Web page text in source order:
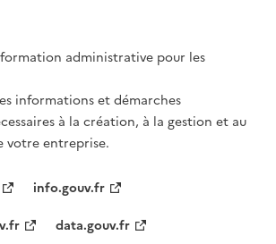
administrative pour les
informations et démarches
à la création, à la gestion et au
votre entreprise.
info.gouv.fr
data.gouv.fr